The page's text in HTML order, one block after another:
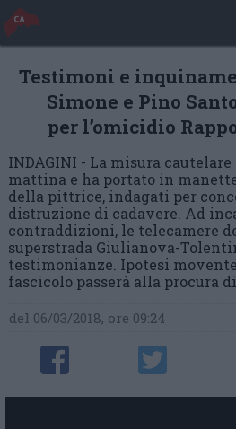
Testimoni e
Simone e Pino
per l’omicidio
INDAGINI - La misura cautelare
mattina e ha portato in
della pittrice, indagati per
distruzione di cadavere. Ad
contraddizioni, le telecamere
superstrada Giulianova-
testimonianze. Ipotesi
fascicolo passerà alla procura
del 06/03/2018, ore 09:24